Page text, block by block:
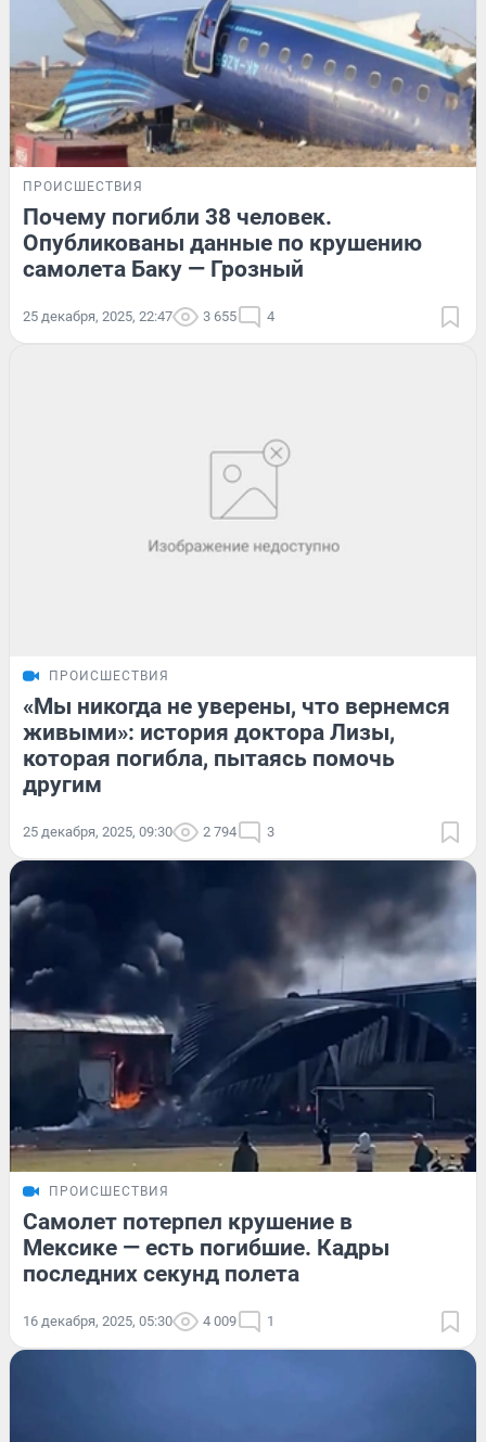
ПРОИСШЕСТВИЯ
Почему погибли 38 человек.
Опубликованы данные по крушению
самолета Баку — Грозный
25 декабря, 2025, 22:47 3 655 4
ПРОИСШЕСТВИЯ
«Мы никогда не уверены, что вернемся
живыми»: история доктора Лизы,
которая погибла, пытаясь помочь
другим
25 декабря, 2025, 09:30 2 794 3
ПРОИСШЕСТВИЯ
Самолет потерпел крушение в
Мексике — есть погибшие. Кадры
последних секунд полета
16 декабря, 2025, 05:30 4 009 1